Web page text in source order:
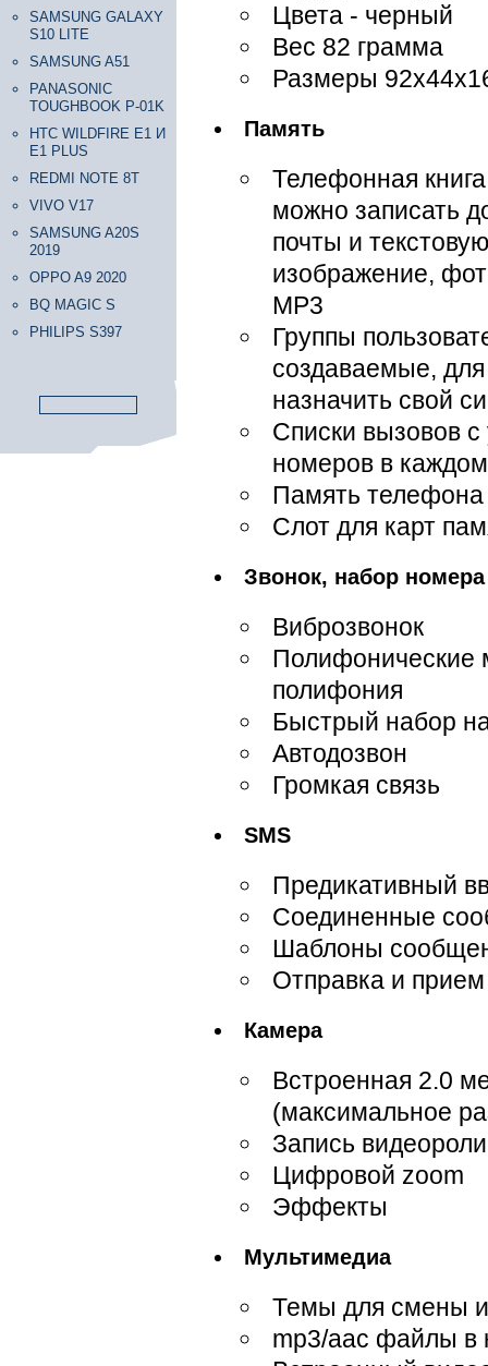
SAMSUNG GALAXY
S10 LITE
SAMSUNG A51
PANASONIC
TOUGHBOOK P-01K
HTC WILDFIRE E1 И
E1 PLUS
REDMI NOTE 8T
VIVO V17
SAMSUNG A20S
2019
OPPO A9 2020
BQ MAGIC S
PHILIPS S397
Цвета - черный
Вес 82 грамма
Размеры
Память
Телефонная
можно записать
почты и
изображение,
MP3
Группы
создаваемые,
назначить свой
Списки вызовов
номеров в
Память
Слот для карт
Звонок, набор номера
Виброзвонок
Полифонические
полифония
Быстрый набор
Автодозвон
Громкая связь
SMS
Предикативный
Соединенные
Шаблоны
Отправка и
Камера
Встроенная 2.0
(максимальное
Запись
Цифровой zoom
Эффекты
Мультимедиа
Темы для смены
mp3/aac файлы в